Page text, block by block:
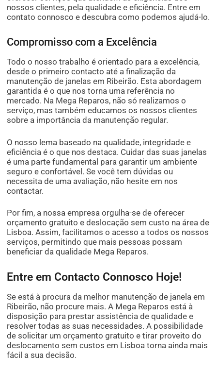
nossos clientes, pela qualidade e eficiência. Entre em
contato connosco e descubra como podemos ajudá-lo.
Compromisso com a Excelência
Todo o nosso trabalho é orientado para a excelência,
desde o primeiro contacto até a finalização da
manutenção de janelas em Ribeirão. Esta abordagem
garantida é o que nos torna uma referência no
mercado. Na Mega Reparos, não só realizamos o
serviço, mas também educamos os nossos clientes
sobre a importância da manutenção regular.
O nosso lema baseado na qualidade, integridade e
eficiência é o que nos destaca. Cuidar das suas janelas
é uma parte fundamental para garantir um ambiente
seguro e confortável. Se você tem dúvidas ou
necessita de uma avaliação, não hesite em nos
contactar.
Por fim, a nossa empresa orgulha-se de oferecer
orçamento gratuito e deslocação sem custo na área de
Lisboa. Assim, facilitamos o acesso a todos os nossos
serviços, permitindo que mais pessoas possam
beneficiar da qualidade Mega Reparos.
Entre em Contacto Connosco Hoje!
Se está à procura da melhor manutenção de janela em
Ribeirão, não procure mais. A Mega Reparos está à
disposição para prestar assistência de qualidade e
resolver todas as suas necessidades. A possibilidade
de solicitar um orçamento gratuito e tirar proveito do
deslocamento sem custos em Lisboa torna ainda mais
fácil a sua decisão.